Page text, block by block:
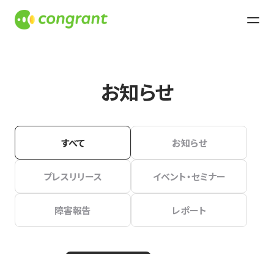
お知らせ
すべて お知らせ
プレスリリース イベント・セミナー
障害報告 レポート